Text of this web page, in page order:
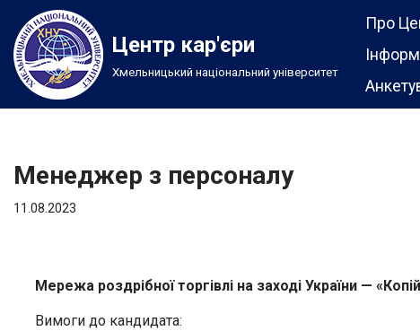
Перейти
до
вмісту
Центр кар'єри
Хмельницький національний університет
Про
Менеджер з персоналу
11.08.2023
Мережа роздрібної торгівлі на заході України —
Вимоги до кандидата: